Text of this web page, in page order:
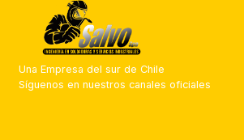
Una Empresa del sur de Chile
Síguenos en nuestros canales oficiales